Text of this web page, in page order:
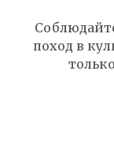
поход в